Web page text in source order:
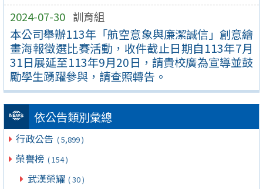
2024-07-30 訓育組
本公司舉辦113年「航空意象與廉潔誠信」創意繪
畫海報徵選比賽活動，收件截止日期自113年7月
31日展延至113年9月20日，請貴校廣為宣導並鼓
勵學生踴躍參與，請查照轉告。
依公告類別彙總
行政公告 ( 5,899 )
榮譽榜 ( 154 )
武漢榮耀 ( 30 )